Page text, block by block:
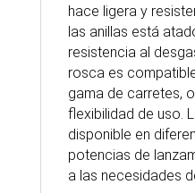
hace ligera y
las anillas está
resistencia al
rosca es
gama de carretes,
flexibilidad de uso.
disponible en
potencias de
a las necesidades